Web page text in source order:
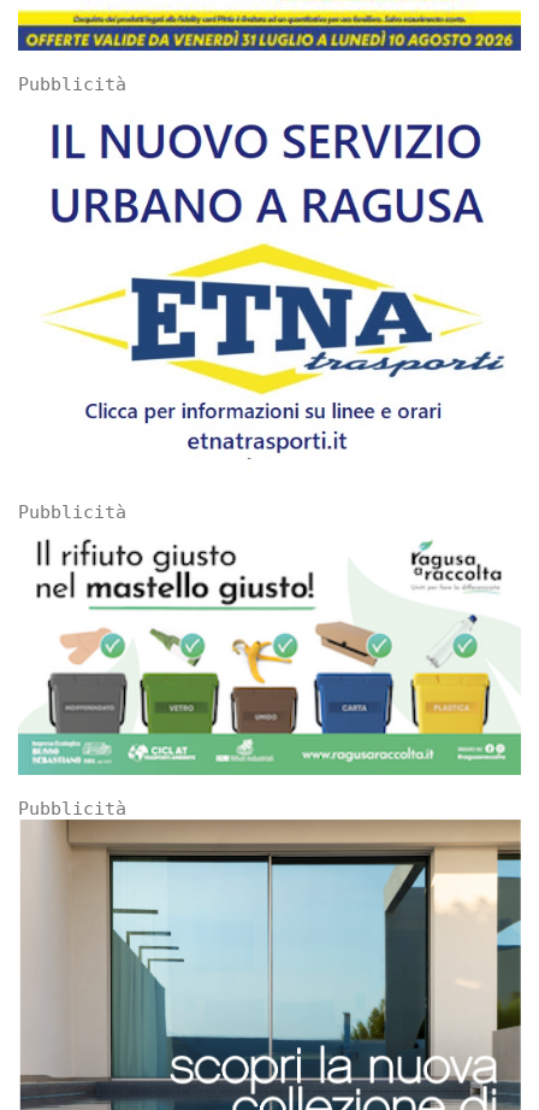
Pubblicità
Pubblicità
Pubblicità